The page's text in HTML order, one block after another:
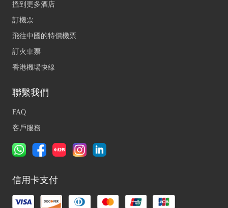
搵到更多酒店
訂機票
飛往中國的特價機票
訂火車票
香港機場快線
聯繫我們
FAQ
客戶服務
信用卡支付